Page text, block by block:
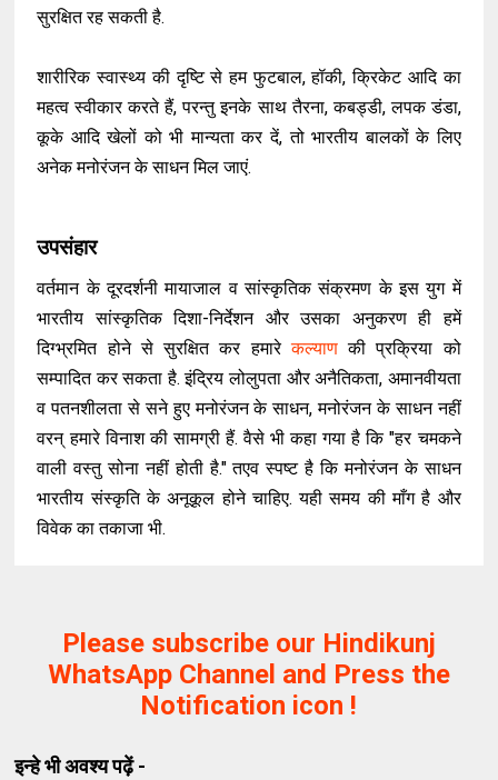
सुरक्षित रह सकती है.
शारीरिक स्वास्थ्य की दृष्टि से हम फुटबाल, हॉकी, क्रिकेट आदि का
महत्व स्वीकार करते हैं, परन्तु इनके साथ तैरना, कबड्डी, लपक डंडा,
कूके आदि खेलों को भी मान्यता कर दें, तो भारतीय बालकों के लिए
अनेक मनोरंजन के साधन मिल जाएं.
उपसंहार
वर्तमान के दूरदर्शनी मायाजाल व सांस्कृतिक संक्रमण के इस युग में
भारतीय सांस्कृतिक दिशा-निर्देशन और उसका अनुकरण ही हमें
दिग्भ्रमित होने से सुरक्षित कर हमारेकल्याणकी प्रक्रिया को
सम्पादित कर सकता है. इंद्रिय लोलुपता और अनैतिकता, अमानवीयता
व पतनशीलता से सने हुए मनोरंजन के साधन, मनोरंजन के साधन नहीं
वरन् हमारे विनाश की सामग्री हैं. वैसे भी कहा गया है कि "हर चमकने
वाली वस्तु सोना नहीं होती है." तएव स्पष्ट है कि मनोरंजन के साधन
भारतीय संस्कृति के अनूकूल होने चाहिए. यही समय की माँग है और
विवेक का तकाजा भी.
Please subscribe our Hindikunj
WhatsApp Channel and Press the
Notification icon !
इन्हे भी अवश्य पढ़ें -